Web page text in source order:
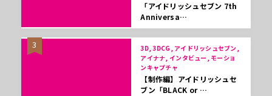
「アイドリッシュセブン 7th
Anniversa…
3
3D, 3DCG, アイドリッシュセブン,
アイナナ, インタビュー, モーショ
ンキャプチャ
【制作編】アイドリッシュセ
ブン「BLACK or …